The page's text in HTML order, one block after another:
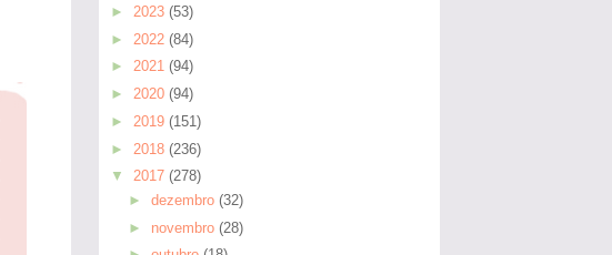
► 2023 (53)
► 2022 (84)
► 2021 (94)
► 2020 (94)
► 2019 (151)
► 2018 (236)
▼
2017 (278)
► dezembro (32)
► novembro (28)